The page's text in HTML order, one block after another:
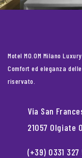
Motel MO.OM Milano
Comfort ed eleganza
riservato.
Via San
21057 Olgiate
(+39) 0331 327